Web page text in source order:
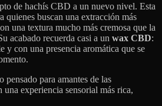
de hachís CBD a un nuevo nivel. Esta
quienes buscan una extracción más
una textura mucho más cremosa que la
acabado recuerda casi a un wax CBD:
y con una presencia aromática que se
pensado para amantes de las
experiencia sensorial más rica,